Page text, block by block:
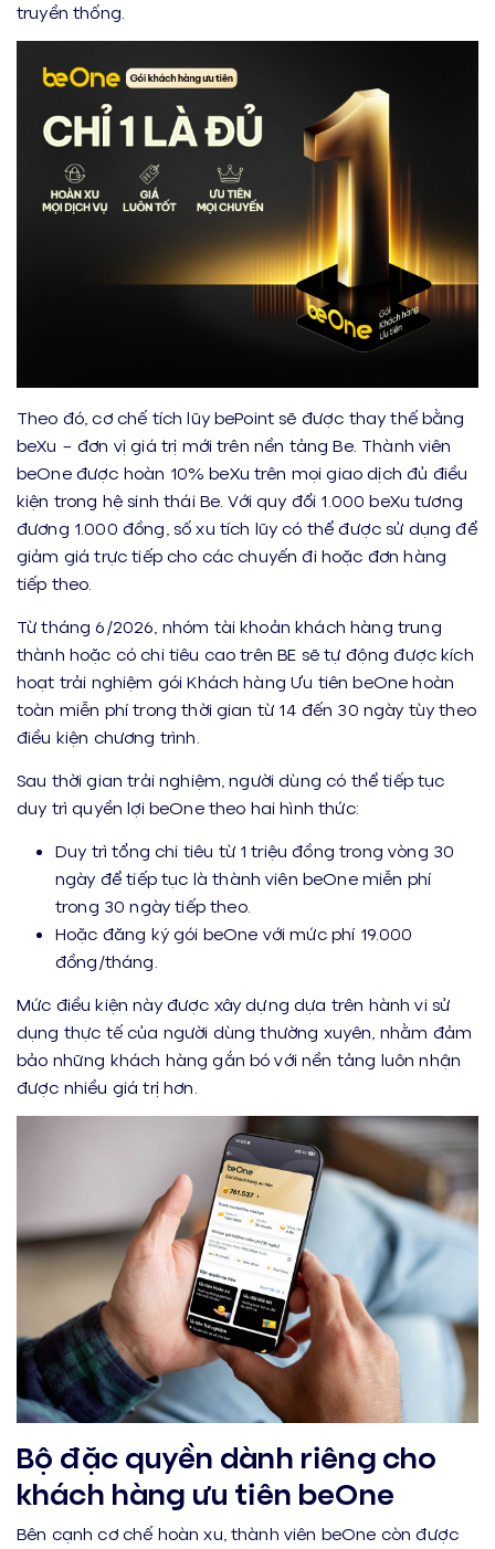
truyền thống.
Theo đó, cơ chế tích lũy bePoint sẽ được thay thế bằng
beXu – đơn vị giá trị mới trên nền tảng Be. Thành viên
beOne được hoàn 10% beXu trên mọi giao dịch đủ điều
kiện trong hệ sinh thái Be. Với quy đổi 1.000 beXu tương
đương 1.000 đồng, số xu tích lũy có thể được sử dụng để
giảm giá trực tiếp cho các chuyến đi hoặc đơn hàng
tiếp theo.
Từ tháng 6/2026, nhóm tài khoản khách hàng trung
thành hoặc có chi tiêu cao trên BE sẽ tự động được kích
hoạt trải nghiệm gói Khách hàng Ưu tiên beOne hoàn
toàn miễn phí trong thời gian từ 14 đến 30 ngày tùy theo
điều kiện chương trình.
Sau thời gian trải nghiệm, người dùng có thể tiếp tục
duy trì quyền lợi beOne theo hai hình thức:
Duy trì tổng chi tiêu từ 1 triệu đồng trong vòng 30
ngày để tiếp tục là thành viên beOne miễn phí
trong 30 ngày tiếp theo.
Hoặc đăng ký gói beOne với mức phí 19.000
đồng/tháng.
Mức điều kiện này được xây dựng dựa trên hành vi sử
dụng thực tế của người dùng thường xuyên, nhằm đảm
bảo những khách hàng gắn bó với nền tảng luôn nhận
được nhiều giá trị hơn.
Bộ đặc quyền dành riêng cho
khách hàng ưu tiên beOne
Bên cạnh cơ chế hoàn xu, thành viên beOne còn được